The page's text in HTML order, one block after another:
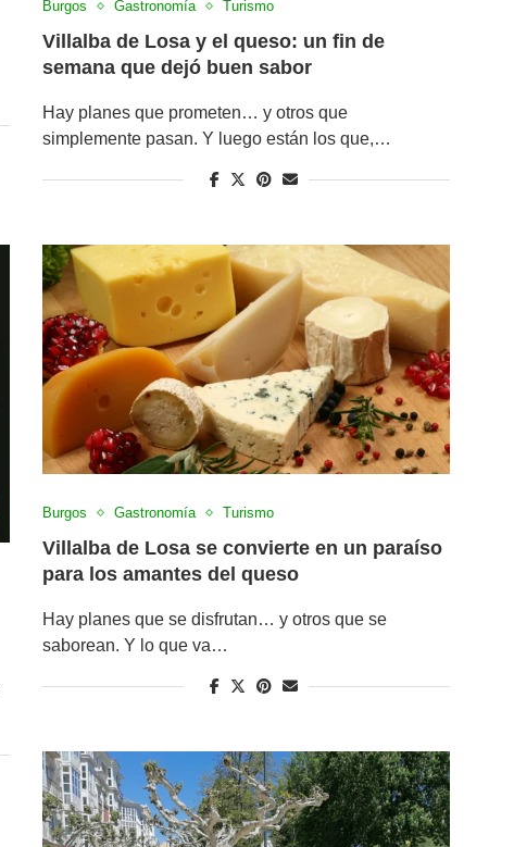
Burgos Gastronomía Turismo
Villalba de Losa y el queso: un fin de
semana que dejó buen sabor
Hay planes que prometen… y otros que
simplemente pasan. Y luego están los que,…
Burgos Gastronomía Turismo
Villalba de Losa se convierte en un paraíso
para los amantes del queso
Hay planes que se disfrutan… y otros que se
saborean. Y lo que va…